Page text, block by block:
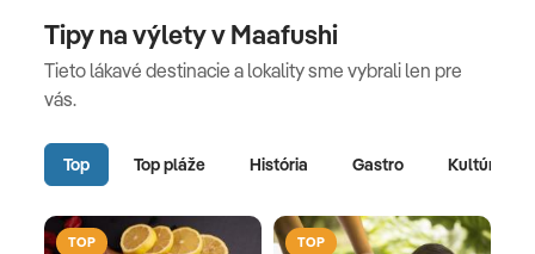
Tipy na výlety v Maafushi
Tieto lákavé destinacie a lokality sme vybrali len pre
vás.
Top Top pláže História Gastro Kultúra
TOP TOP